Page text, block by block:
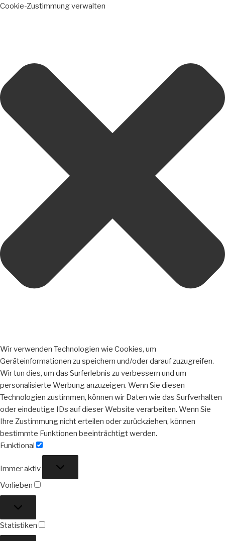
Cookie-Zustimmung verwalten
Wir verwenden Technologien wie Cookies, um
Geräteinformationen zu speichern und/oder darauf zuzugreifen.
Wir tun dies, um das Surferlebnis zu verbessern und um
personalisierte Werbung anzuzeigen. Wenn Sie diesen
Technologien zustimmen, können wir Daten wie das Surfverhalten
oder eindeutige IDs auf dieser Website verarbeiten. Wenn Sie
Ihre Zustimmung nicht erteilen oder zurückziehen, können
bestimmte Funktionen beeinträchtigt werden.
Funktional
Immer aktiv
Vorlieben
Statistiken